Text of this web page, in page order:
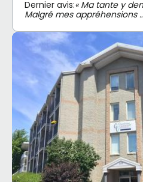
Dernier avis:« Ma tante y
Malgré mes appréhensions